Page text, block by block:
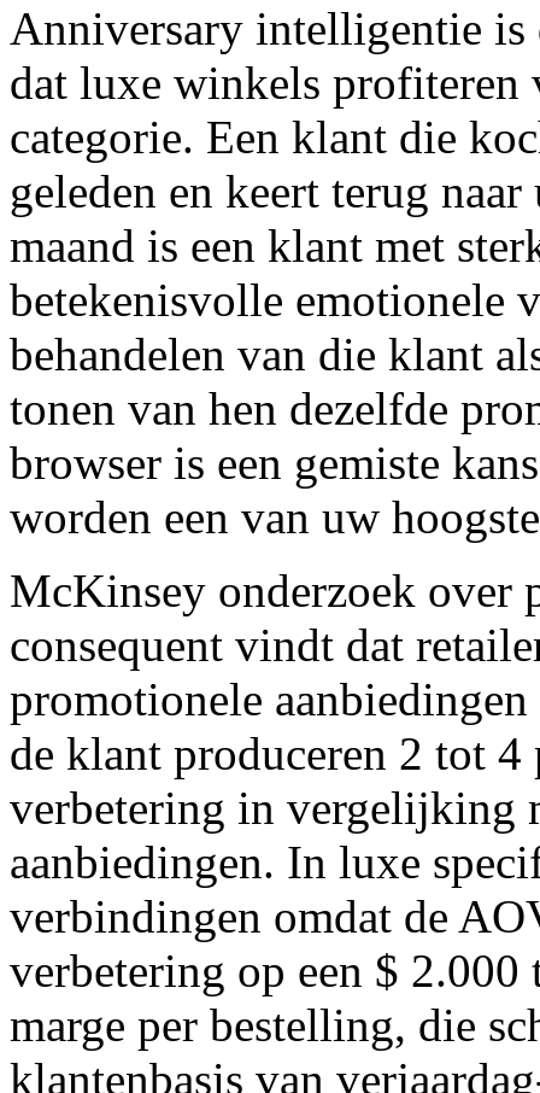
Anniversary intelligentie is
dat luxe winkels profiteren
categorie. Een klant die
geleden en keert terug
maand is een klant met
betekenisvolle emotionele
behandelen van die klant
tonen van hen dezelfde
browser is een gemiste
worden een van uw
McKinsey onderzoek over
consequent vindt dat
promotionele
de klant produceren 2 tot 4
verbetering in vergelijking
aanbiedingen. In luxe
verbindingen omdat de
verbetering op een $ 2.000
marge per bestelling, die
klantenbasis van